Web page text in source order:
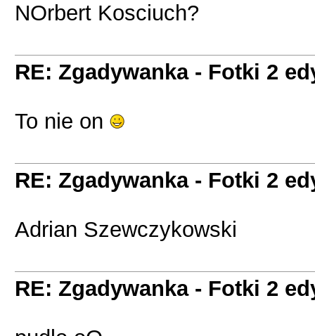
NOrbert Kosciuch?
RE: Zgadywanka - Fotki 2
To nie on
RE: Zgadywanka - Fotki 2
Adrian Szewczykowski
RE: Zgadywanka - Fotki 2